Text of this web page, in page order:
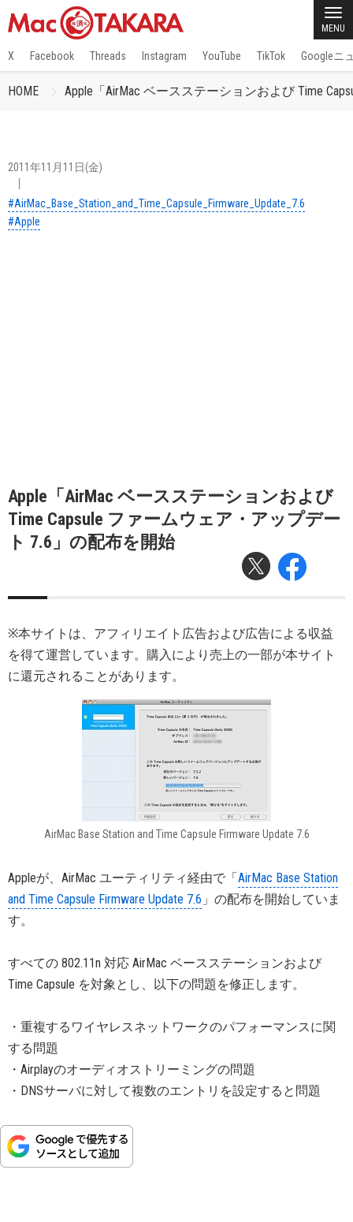
MENU
X Facebook Threads Instagram YouTube TikTok Googleニ
HOME Apple「AirMac ベースステーションおよび Time
2011年11月11日(金)
#AirMac_Base_Station_and_Time_Capsule_Firmware_Update_7.6
#Apple
Apple「AirMac ベースステーションおよび
Time Capsule ファームウェア・アップデー
ト 7.6」の配布を開始
※本サイトは、アフィリエイト広告および広告による収益
を得て運営しています。購入により売上の一部が本サイト
に還元されることがあります。
AirMac Base Station and Time Capsule Firmware Update 7.6
Appleが、AirMac ユーティリティ経由で「AirMac Base Station
and Time Capsule Firmware Update 7.6 」の配布を開始していま
す。
すべての 802.11n 対応 AirMac ベースステーションおよび
Time Capsule を対象とし、以下の問題を修正します。
・重複するワイヤレスネットワークのパフォーマンスに関
する問題
・Airplayのオーディオストリーミングの問題
・DNSサーバに対​​して複数のエントリを設定すると問題